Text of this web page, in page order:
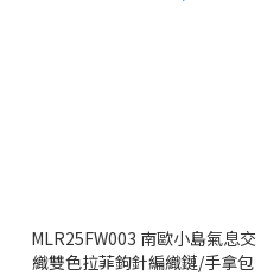
MLR25FW003 南歐小島氣息交
織雙色拉菲鉤針編織鏈/手拿包